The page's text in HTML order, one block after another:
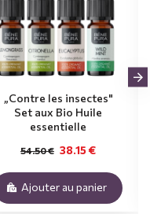
„Contre les insectes"
Set aux Bio Huile
essentielle
38.15 €
54.50 €
Ajouter au panier